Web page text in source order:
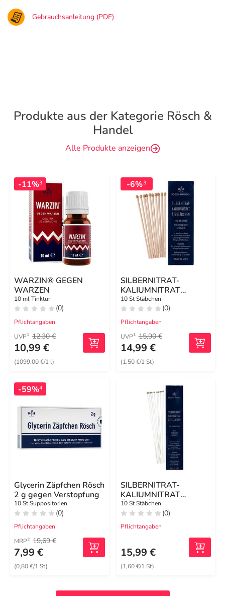
Gebrauchsanleitung (PDF)
Produkte aus der Kategorie Rösch &
Handel
Alle Produkte anzeigen
-11%3
WARZIN® GEGEN
WARZEN
10 ml Tinktur
(0)
Pflichtangaben
UVP1 12,30 €
10,99 €
(1099,00 €/1 l)
-6%3
SILBERNITRAT-
KALIUMNITRAT
ÄTZSTÄBCHEN 115
mm starr
10 St Stäbchen
(0)
Pflichtangaben
UVP1 15,90 €
14,99 €
(1,50 €/1 St)
-59%4
Glycerin Zäpfchen Rösch
2 g gegen Verstopfung
10 St Suppositorien
(0)
Pflichtangaben
MRP2 19,69 €
7,99 €
(0,80 €/1 St)
SILBERNITRAT-
KALIUMNITRAT
ÄTZSTÄBCHEN 200
mm elastisch
10 St Stäbchen
(0)
Pflichtangaben
15,99 €
(1,60 €/1 St)